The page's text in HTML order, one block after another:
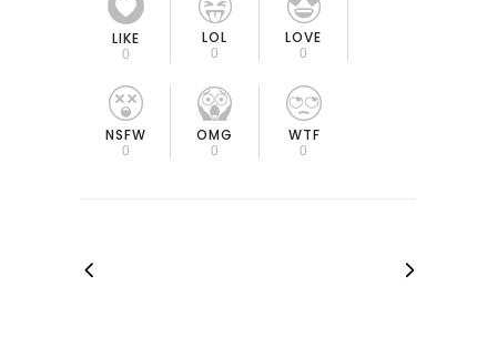
LIKE
0
LOL
0
LOVE
0
NSFW
0
OMG
0
WTF
0